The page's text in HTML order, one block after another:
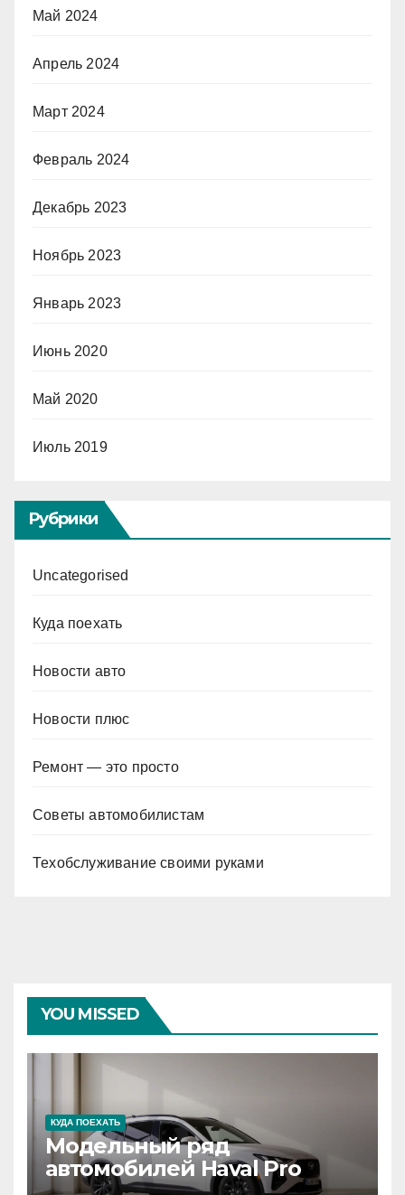
Май 2024
Апрель 2024
Март 2024
Февраль 2024
Декабрь 2023
Ноябрь 2023
Январь 2023
Июнь 2020
Май 2020
Июль 2019
Рубрики
Uncategorised
Куда поехать
Новости авто
Новости плюс
Ремонт — это просто
Советы автомобилистам
Техобслуживание своими руками
YOU MISSED
КУДА ПОЕХАТЬ
Модельный ряд
автомобилей Haval Pro